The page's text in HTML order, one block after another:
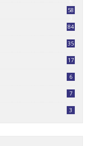
58
84
35
17
6
7
3